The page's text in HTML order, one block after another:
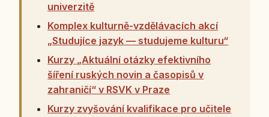
univerzitě
Komplex kulturně-vzdělávacích akcí
„Studujíce jazyk — studujeme kulturu“
Kurzy „Aktuální otázky efektivního
šíření ruských novin a časopisů v
zahraničí“ v RSVK v Praze
Kurzy zvyšování kvalifikace pro učitele